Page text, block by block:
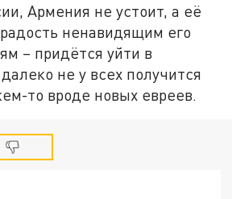
Армения не устоит, а её
ненавидящим его
– придётся уйти в
не у всех получится
то вроде новых евреев.